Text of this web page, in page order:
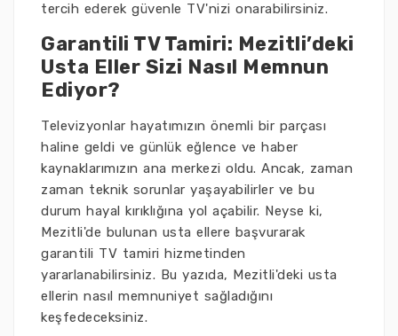
tercih ederek güvenle TV'nizi onarabilirsiniz.
Garantili TV Tamiri: Mezitli’deki
Usta Eller Sizi Nasıl Memnun
Ediyor?
Televizyonlar hayatımızın önemli bir parçası
haline geldi ve günlük eğlence ve haber
kaynaklarımızın ana merkezi oldu. Ancak, zaman
zaman teknik sorunlar yaşayabilirler ve bu
durum hayal kırıklığına yol açabilir. Neyse ki,
Mezitli'de bulunan usta ellere başvurarak
garantili TV tamiri hizmetinden
yararlanabilirsiniz. Bu yazıda, Mezitli'deki usta
ellerin nasıl memnuniyet sağladığını
keşfedeceksiniz.